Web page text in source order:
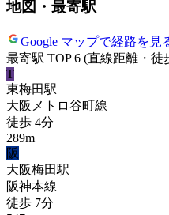
地図・最寄駅
Google マップで経路を見
最寄駅 TOP 6 (直線距離・徒
T
東梅田駅
大阪メトロ谷町線
徒歩 4分
289m
阪
大阪梅田駅
阪神本線
徒歩 7分